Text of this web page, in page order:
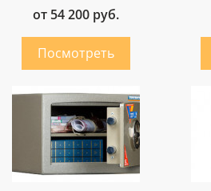
от 54 200 руб.